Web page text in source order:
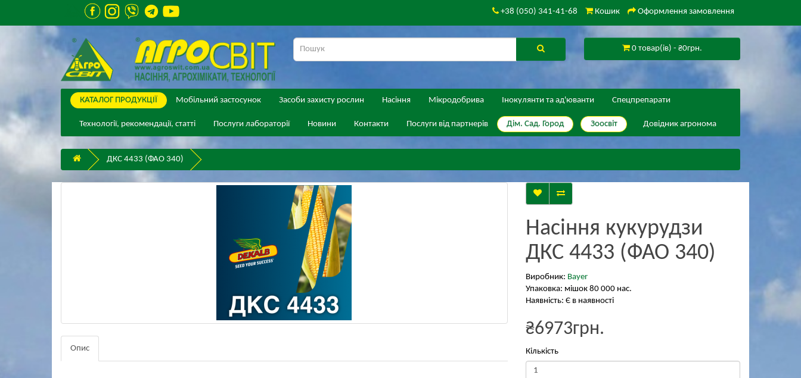
+38 (050) 341-41-68 Кошик Оформлення замовлення
0 товар(ів) - ₴0грн.
КАТАЛОГ ПPОДУКЦІЇ Мобільний застосунок Засоби захисту рослин Насіння Мікродобрива Інокулянти та ад'юванти Спецпрепарати
Технології, рекомендації, статті Послуги лабораторії Новини Контакти Послуги від партнерів Дім. Сад. Город Зоосвіт Довідник агронома
ДКС 4433 (ФАО 340)
Опис
Насіння кукурудзи
ДКС 4433 (ФАО 340)
Виробник: Bayer
Упаковка: мішок 80 000 нас.
Наявність: Є в наявності
₴6973грн.
Кількість